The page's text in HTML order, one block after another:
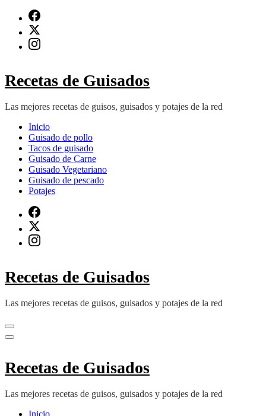
contenido
(presiona
Recetas de Guisados
Las mejores recetas de guisos, guisados y potajes de la red
Inicio
Guisado de pollo
Tacos de guisado
Guisado de Carne
Guisado Vegetariano
Guisado de pescado
Potajes
Recetas de Guisados
Las mejores recetas de guisos, guisados y potajes de la red
Recetas de Guisados
Las mejores recetas de guisos, guisados y potajes de la red
Inicio